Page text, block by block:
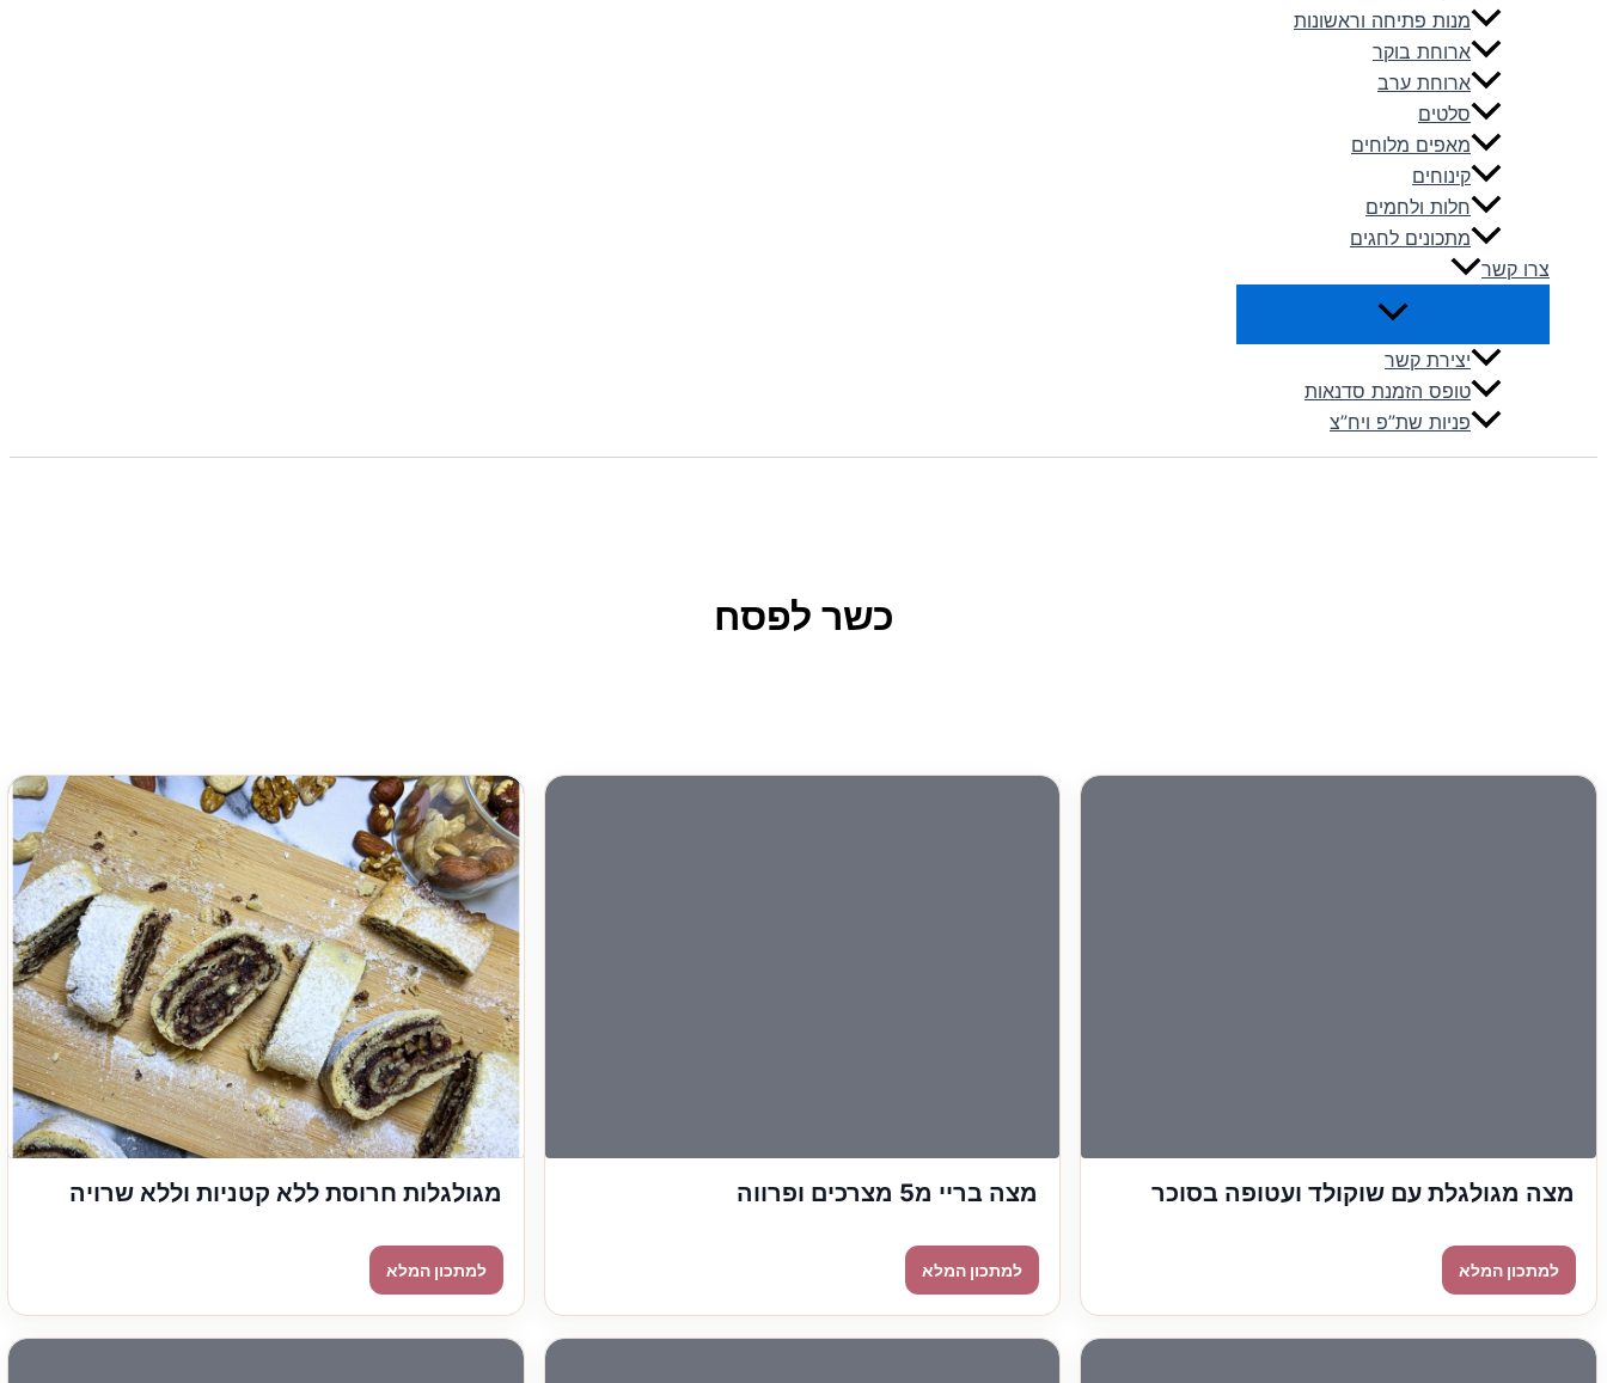
מנות פתיחה וראשונות
ארוחת בוקר
ארוחת ערב
סלטים
מאפים מלוחים
קינוחים
חלות ולחמים
מתכונים לחגים
צרו קשר
יצירת קשר
טופס הזמנת סדנאות
פניות שת”פ ויח”צ
כשר לפסח
מצה מגולגלת עם שוקולד ועטופה בסוכר מצה בריי מ5 מצרכים ופרווה מגולגלות חרוסת ללא קטניות וללא שרויה